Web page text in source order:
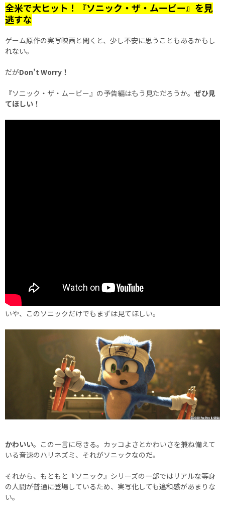
全米で大ヒット！『ソニック・ザ・ムービー』を見
逃すな
ゲーム原作の実写映画と聞くと、少し不安に思うこともあるかもし
れない。
だがDon’t Worry！
『ソニック・ザ・ムービー』の予告編はもう見ただろうか。 ぜひ見
てほしい！
いや、このソニックだけでもまずは見てほしい。
かわいい。この一言に尽きる。カッコよさとかわいさを兼ね備えて
いる音速のハリネズミ、それがソニックなのだ。
それから、もともと『ソニック』シリーズの一部ではリアルな等身
の人間が普通に登場しているため、実写化しても違和感があまりな
い。